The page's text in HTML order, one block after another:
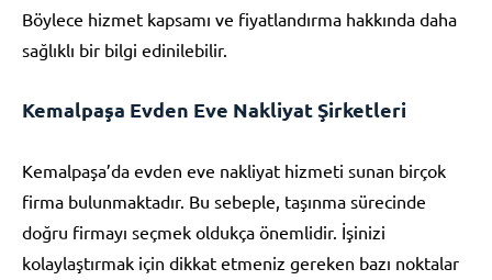
Böylece hizmet kapsamı ve fiyatlandırma hakkında daha
sağlıklı bir bilgi edinilebilir.
Kemalpaşa Evden Eve Nakliyat Şirketleri
Kemalpaşa’da evden eve nakliyat hizmeti sunan birçok
firma bulunmaktadır. Bu sebeple, taşınma sürecinde
doğru firmayı seçmek oldukça önemlidir. İşinizi
kolaylaştırmak için dikkat etmeniz gereken bazı noktalar